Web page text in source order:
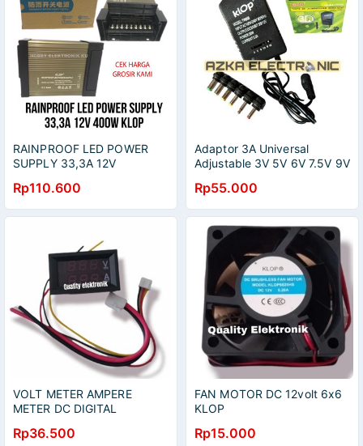
RAINPROOF LED POWER
SUPPLY 33,3A 12V
Rp110.600
Adaptor 3A Universal
Adjustable 3V 5V 6V 7.5V 9V
Rp55.000
VOLT METER AMPERE
METER DC DIGITAL
segmen merk KLOP
Rp36.500
FAN MOTOR DC 12volt 6x6
KLOP
Rp15.000